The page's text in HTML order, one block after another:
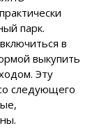
парк.
в
выкупить
Эту
следующего